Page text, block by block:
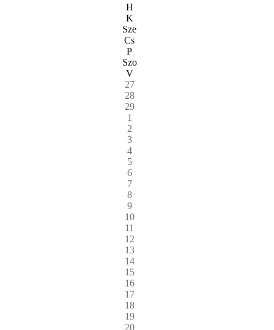
H
K
Sze
Cs
P
Szo
V
27
28
29
1
2
3
4
5
6
7
8
9
10
11
12
13
14
15
16
17
18
19
20